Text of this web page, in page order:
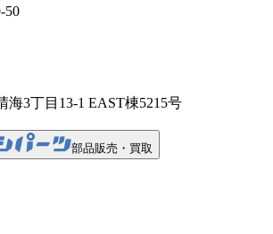
50
海3丁目13-1 EAST棟5215号
部品販売・買取